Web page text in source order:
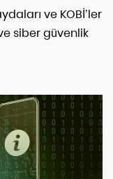
ve KOBİ’ler
siber güvenlik